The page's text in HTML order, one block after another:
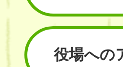
役場への